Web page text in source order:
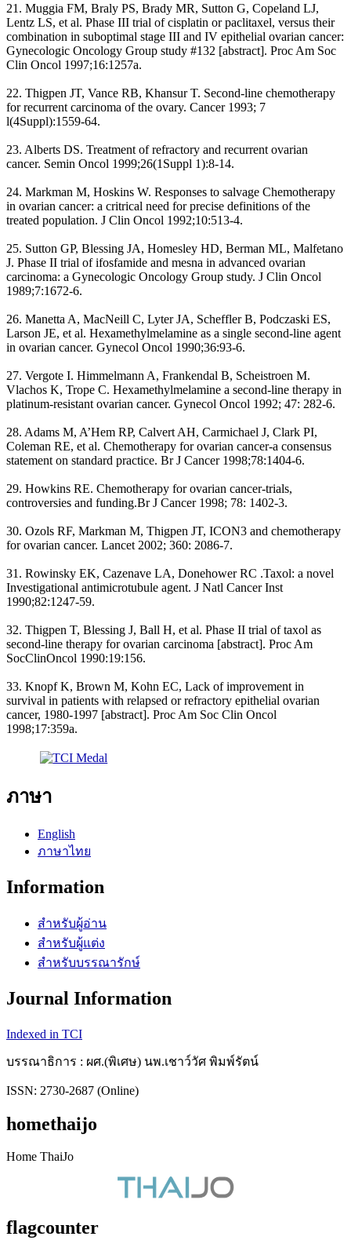
21. Muggia FM, Braly PS, Brady MR, Sutton G, Copeland LJ,
Lentz LS, et al. Phase III trial of cisplatin or paclitaxel, versus their
combination in suboptimal stage III and IV epithelial ovarian cancer:
Gynecologic Oncology Group study #132 [abstract]. Proc Am Soc
Clin Oncol 1997;16:1257a.
22. Thigpen JT, Vance RB, Khansur T. Second-line chemotherapy
for recurrent carcinoma of the ovary. Cancer 1993; 7
l(4Suppl):1559-64.
23. Alberts DS. Treatment of refractory and recurrent ovarian
cancer. Semin Oncol 1999;26(1Suppl 1):8-14.
24. Markman M, Hoskins W. Responses to salvage Chemotherapy
in ovarian cancer: a critrical need for precise definitions of the
treated population. J Clin Oncol 1992;10:513-4.
25. Sutton GP, Blessing JA, Homesley HD, Berman ML, Malfetano
J. Phase II trial of ifosfamide and mesna in advanced ovarian
carcinoma: a Gynecologic Oncology Group study. J Clin Oncol
1989;7:1672-6.
26. Manetta A, MacNeill C, Lyter JA, Scheffler B, Podczaski ES,
Larson JE, et al. Hexamethylmelamine as a single second-line agent
in ovarian cancer. Gynecol Oncol 1990;36:93-6.
27. Vergote I. Himmelmann A, Frankendal B, Scheistroen M.
Vlachos K, Trope C. Hexamethylmelamine a second-line therapy in
platinum-resistant ovarian cancer. Gynecol Oncol 1992; 47: 282-6.
28. Adams M, A’Hem RP, Calvert AH, Carmichael J, Clark PI,
Coleman RE, et al. Chemotherapy for ovarian cancer-a consensus
statement on standard practice. Br J Cancer 1998;78:1404-6.
29. Howkins RE. Chemotherapy for ovarian cancer-trials,
controversies and funding.Br J Cancer 1998; 78: 1402-3.
30. Ozols RF, Markman M, Thigpen JT, ICON3 and chemotherapy
for ovarian cancer. Lancet 2002; 360: 2086-7.
31. Rowinsky EK, Cazenave LA, Donehower RC .Taxol: a novel
Investigational antimicrotubule agent. J Natl Cancer Inst
1990;82:1247-59.
32. Thigpen T, Blessing J, Ball H, et al. Phase II trial of taxol as
second-line therapy for ovarian carcinoma [abstract]. Proc Am
SocClinOncol 1990:19:156.
33. Knopf K, Brown M, Kohn EC, Lack of improvement in
survival in patients with relapsed or refractory epithelial ovarian
cancer, 1980-1997 [abstract]. Proc Am Soc Clin Oncol
1998;17:359a.
ภาษา
English
ภาษาไทย
Information
สำหรับผู้อ่าน
สำหรับผู้แต่ง
สำหรับบรรณารักษ์
Journal Information
Indexed in TCI
บรรณาธิการ : ผศ.(พิเศษ) นพ.เชาว์วัศ พิมพ์รัตน์
ISSN: 2730-2687 (Online)
homethaijo
Home ThaiJo
flagcounter